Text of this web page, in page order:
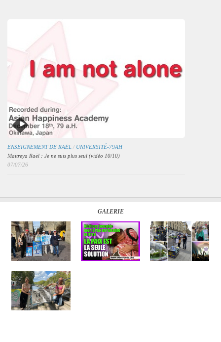
ENSEIGNEMENT DE RAËL / UNIVERSITÉ-79AH
Maitreya Raël : Je ne suis plus seul (vidéo 10/10)
07/07/26
GALERIE